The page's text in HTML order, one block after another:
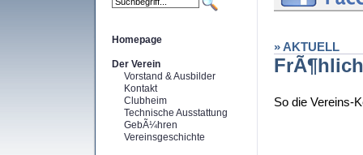
Homepage
Der Verein
Vorstand & Ausbilder
Kontakt
Clubheim
Technische Ausstattung
GebÃ¼hren
Vereinsgeschichte
» AKTUELL
So die Vereins-